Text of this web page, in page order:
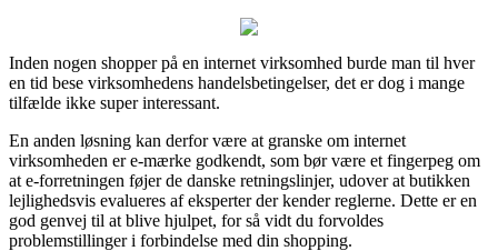
Inden nogen shopper på en internet virksomhed burde man til hver
en tid bese virksomhedens handelsbetingelser, det er dog i mange
tilfælde ikke super interessant.
En anden løsning kan derfor være at granske om internet
virksomheden er e-mærke godkendt, som bør være et fingerpeg om
at e-forretningen føjer de danske retningslinjer, udover at butikken
lejlighedsvis evalueres af eksperter der kender reglerne. Dette er en
god genvej til at blive hjulpet, for så vidt du forvoldes
problemstillinger i forbindelse med din shopping.